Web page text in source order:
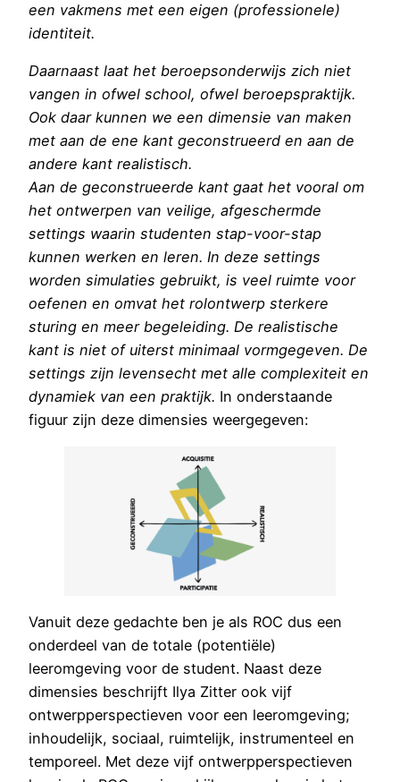
een vakmens met een eigen (professionele)
identiteit.
Daarnaast laat het beroepsonderwijs zich niet
vangen in ofwel school, ofwel beroepspraktijk.
Ook daar kunnen we een dimensie van maken
met aan de ene kant geconstrueerd en aan de
andere kant realistisch.
Aan de geconstrueerde kant gaat het vooral om
het ontwerpen van veilige, afgeschermde
settings waarin studenten stap-voor-stap
kunnen werken en leren. In deze settings
worden simulaties gebruikt, is veel ruimte voor
oefenen en omvat het rolontwerp sterkere
sturing en meer begeleiding. De realistische
kant is niet of uiterst minimaal vormgegeven. De
settings zijn levensecht met alle complexiteit en
dynamiek van een praktijk. In onderstaande
figuur zijn deze dimensies weergegeven:
Vanuit deze gedachte ben je als ROC dus een
onderdeel van de totale (potentiële)
leeromgeving voor de student. Naast deze
dimensies beschrijft Ilya Zitter ook vijf
ontwerpperspectieven voor een leeromgeving;
inhoudelijk, sociaal, ruimtelijk, instrumenteel en
temporeel. Met deze vijf ontwerpperspectieven